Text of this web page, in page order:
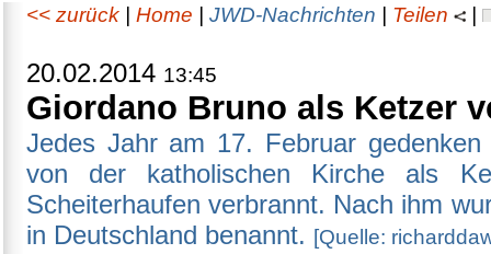
<< zurück Home JWD-Nachrichten Teilen
20.02.2014 13:45
Giordano Bruno als Ketzer
Jedes Jahr am 17. Februar
von der katholischen Kirche als
Scheiterhaufen verbrannt. Nach ihm
in Deutschland benannt. [Quelle: